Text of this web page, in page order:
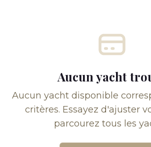
Aucun yacht
Aucun yacht disponible
critères. Essayez d'ajuster
parcourez tous les